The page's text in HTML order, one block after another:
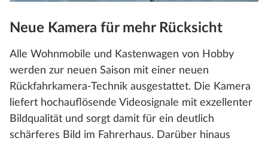
Neue Kamera für mehr Rücksicht
Alle Wohnmobile und Kastenwagen von Hobby
werden zur neuen Saison mit einer neuen
Rückfahrkamera‑Technik ausgestattet. Die Kamera
liefert hochauflösende Videosignale mit exzellenter
Bildqualität und sorgt damit für ein deutlich
schärferes Bild im Fahrerhaus. Darüber hinaus